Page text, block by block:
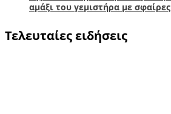
αμάξι του γεμιστήρα με σφαίρες
Τελευταίες ειδήσεις